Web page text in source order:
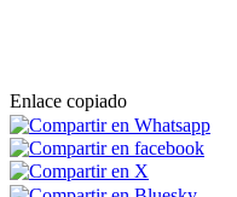
Enlace copiado